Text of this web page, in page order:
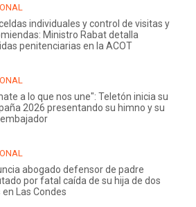
individuales y control de visitas y
Ministro Rabat detalla
penitenciarias en la ACOT
a lo que nos une": Teletón inicia su
2026 presentando su himno y su
abogado defensor de padre
por fatal caída de su hija de dos
en Las Condes